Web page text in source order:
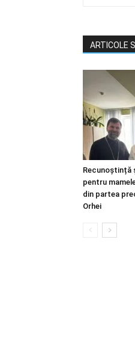
ARTICOLE
Recunoștință
pentru
din partea
Orhei